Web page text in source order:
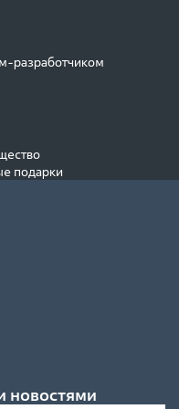
разработчиком
подарки
новостями